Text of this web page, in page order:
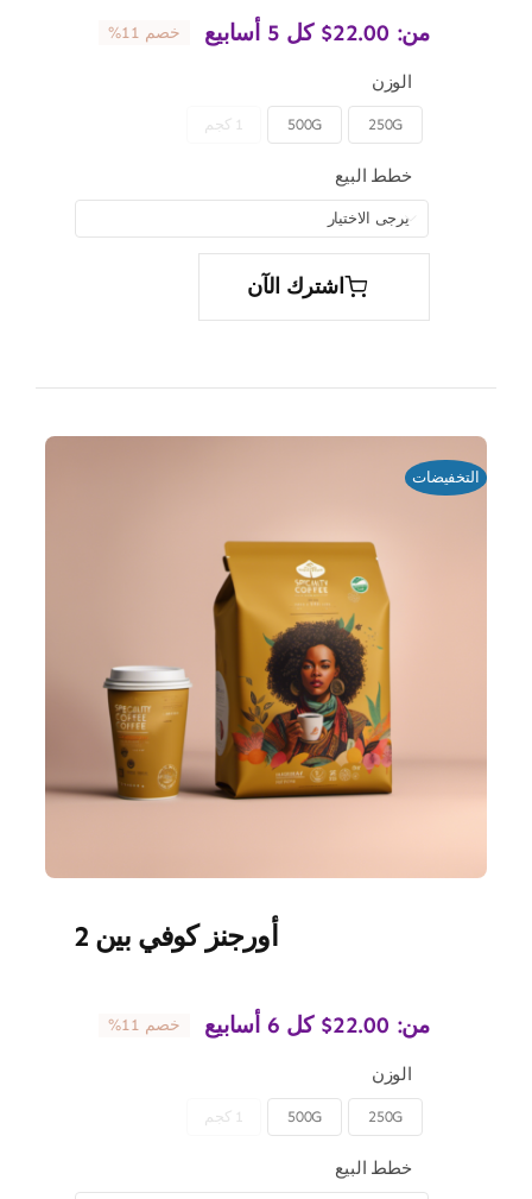
من: $22.00 كل 5 أسابيع خصم 11%
الوزن
250G
500G 1 كجم
خطط البيع

اشترك الآن
التخفيضات
أورجنز كوفي بين 2
من: $22.00 كل 6 أسابيع خصم 11%
الوزن
250G
500G 1 كجم
خطط البيع